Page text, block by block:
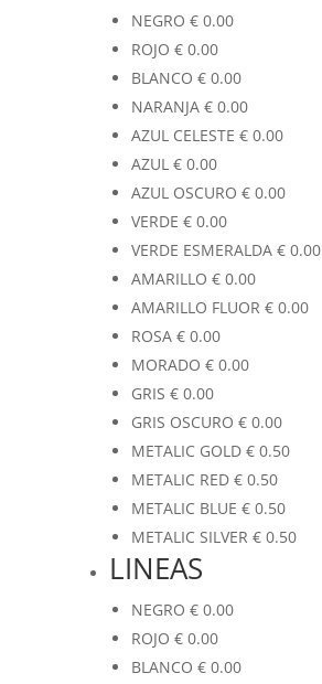
NEGRO €0.00
ROJO €0.00
BLANCO €0.00
NARANJA €0.00
AZUL CELESTE €0.00
AZUL €0.00
AZUL OSCURO €0.00
VERDE €0.00
VERDE ESMERALDA €0.00
AMARILLO €0.00
AMARILLO FLUOR €0.00
ROSA €0.00
MORADO €0.00
GRIS €0.00
GRIS OSCURO €0.00
METALIC GOLD €0.50
METALIC RED €0.50
METALIC BLUE €0.50
METALIC SILVER €0.50
LINEAS
NEGRO €0.00
ROJO €0.00
BLANCO €0.00